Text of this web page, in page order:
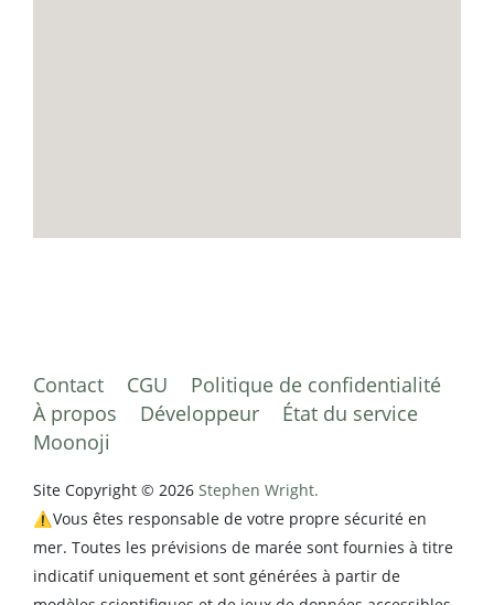
Contact CGU
Politique de confidentialité
À propos
Développeur
État du service
Moonoji
Site Copyright © 2026 Stephen Wright.
⚠️Vous êtes responsable de votre propre sécurité en
mer. Toutes les prévisions de marée sont fournies à titre
indicatif uniquement et sont générées à partir de